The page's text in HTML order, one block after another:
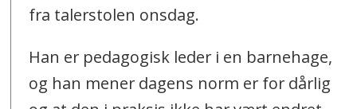
fra talerstolen onsdag.
Han er pedagogisk leder i en barnehage,
og han mener dagens norm er for dårlig